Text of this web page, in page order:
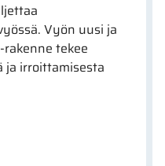
Vyön uusi ja
rakenne tekee
irroittamisesta